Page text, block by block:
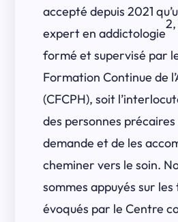
accepté depuis 2021
expert en addictologie
2,
formé et supervisé par
Formation Continue de
(CFCPH), soit
des personnes précaires
demande et de les
cheminer vers le soin.
sommes appuyés sur
évoqués par le Centre